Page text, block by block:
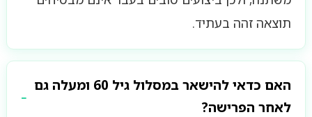
תוצאה זהה בעתיד.
האם כדאי להישאר במסלול גיל 60 ומעלה גם
לאחר הפרישה?